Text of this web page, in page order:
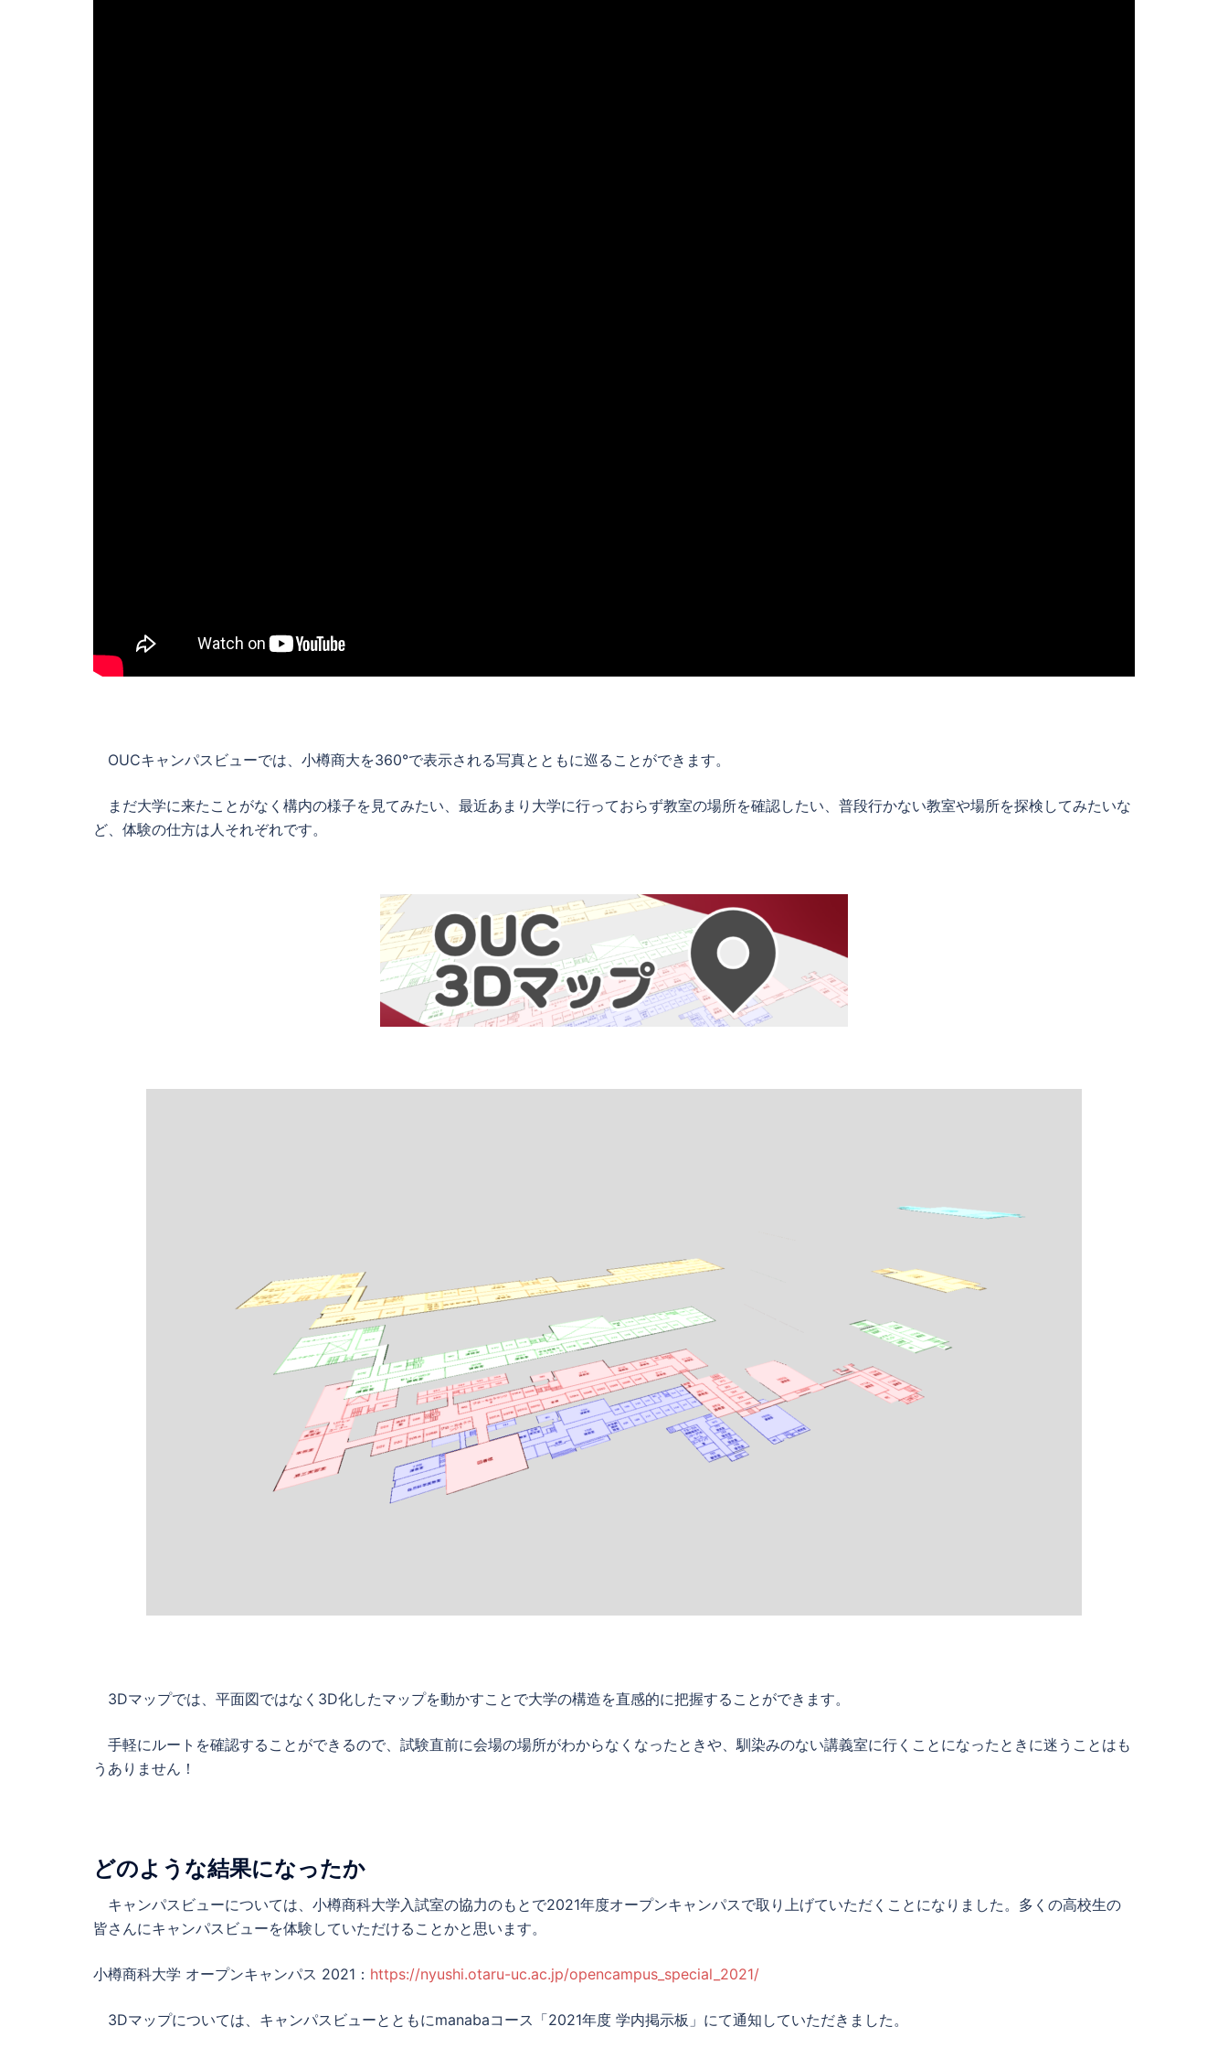
OUCキャンパスビューでは、小樽商大を360°で表示される写真とともに巡ることができます。
まだ大学に来たことがなく構内の様子を見てみたい、最近あまり大学に行っておらず教室の場所を確認したい、普段行かない教室や場所を探検してみたいな
ど、体験の仕方は人それぞれです。
3Dマップでは、平面図ではなく3D化したマップを動かすことで大学の構造を直感的に把握することができます。
手軽にルートを確認することができるので、試験直前に会場の場所がわからなくなったときや、馴染みのない講義室に行くことになったときに迷うことはも
うありません！
どのような結果になったか
キャンパスビューについては、小樽商科大学入試室の協力のもとで2021年度オープンキャンパスで取り上げていただくことになりました。多くの高校生の
皆さんにキャンパスビューを体験していただけることかと思います。
小樽商科大学 オープンキャンパス 2021： https://nyushi.otaru-uc.ac.jp/opencampus_special_2021/
3Dマップについては、キャンパスビューとともにmanabaコース「2021年度 学内掲示板」にて通知していただきました。